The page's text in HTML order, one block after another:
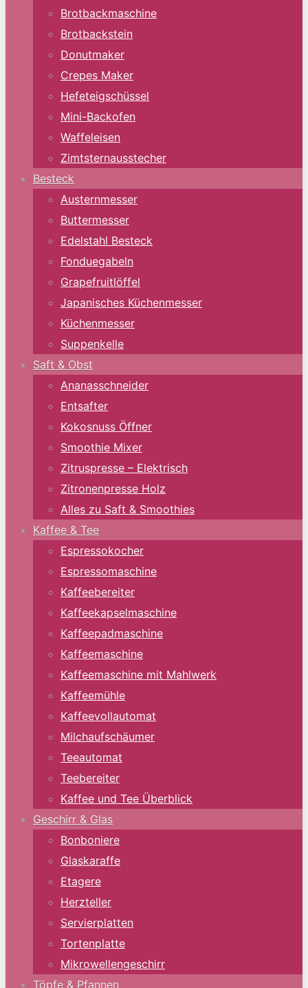
Brotbackmaschine
Brotbackstein
Donutmaker
Crepes Maker
Hefeteigschüssel
Mini-Backofen
Waffeleisen
Zimtsternausstecher
Besteck
Austernmesser
Buttermesser
Edelstahl Besteck
Fonduegabeln
Grapefruitlöffel
Japanisches Küchenmesser
Küchenmesser
Suppenkelle
Saft & Obst
Ananasschneider
Entsafter
Kokosnuss Öffner
Smoothie Mixer
Zitruspresse – Elektrisch
Zitronenpresse Holz
Alles zu Saft & Smoothies
Kaffee & Tee
Espressokocher
Espressomaschine
Kaffeebereiter
Kaffeekapselmaschine
Kaffeepadmaschine
Kaffeemaschine
Kaffeemaschine mit Mahlwerk
Kaffeemühle
Kaffeevollautomat
Milchaufschäumer
Teeautomat
Teebereiter
Kaffee und Tee Überblick
Geschirr & Glas
Bonboniere
Glaskaraffe
Etagere
Herzteller
Servierplatten
Tortenplatte
Mikrowellengeschirr
Töpfe & Pfannen